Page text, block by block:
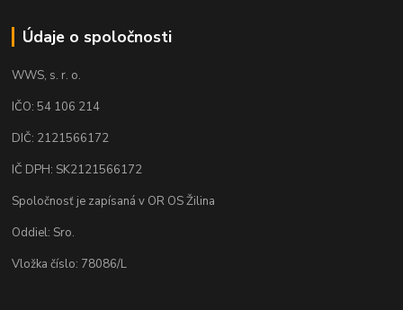
Údaje o spoločnosti
WWS, s. r. o.
IČO: 54 106 214
DIČ: 2121566172
IČ DPH: SK2121566172
Spoločnosť je zapísaná v OR OS Žilina
Oddiel: Sro.
Vložka číslo: 78086/L